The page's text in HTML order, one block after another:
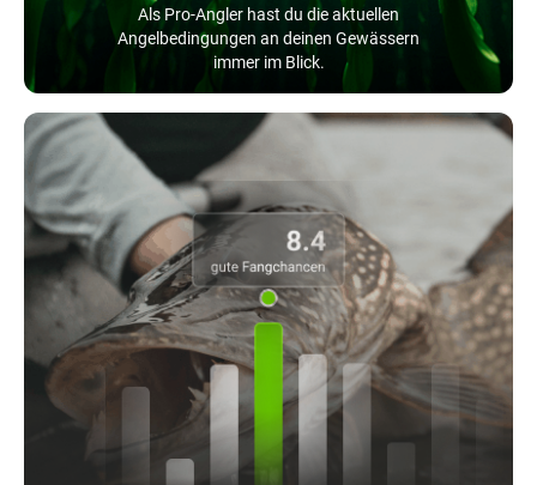
Als Pro-Angler hast du die aktuellen
Angelbedingungen an deinen Gewässern
immer im Blick.